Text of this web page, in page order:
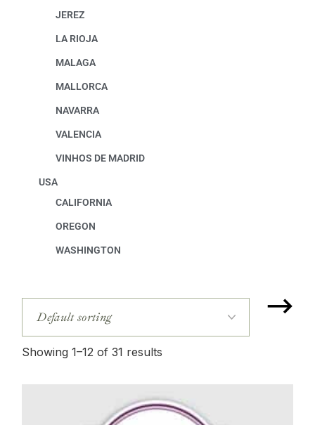
JEREZ
LA RIOJA
MALAGA
MALLORCA
NAVARRA
VALENCIA
VINHOS DE MADRID
USA
CALIFORNIA
OREGON
WASHINGTON
⟶
Showing 1–12 of 31 results